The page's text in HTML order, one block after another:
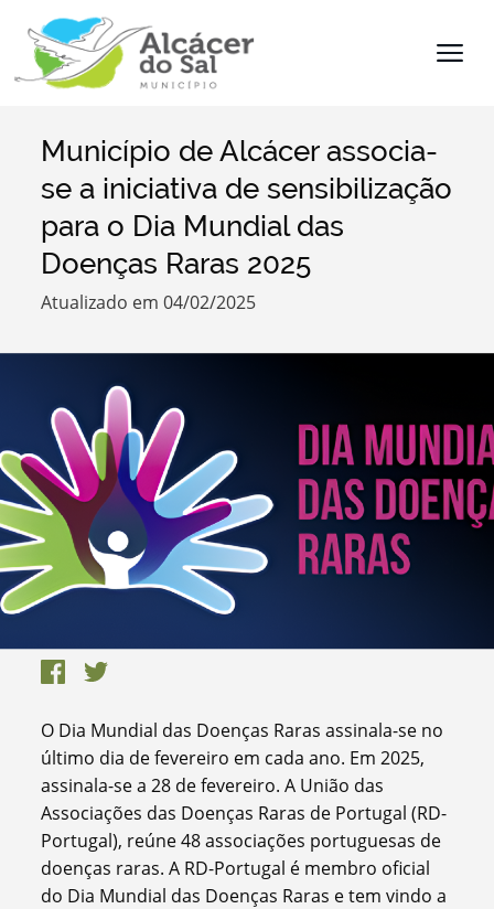
Termo de Pesquisa
Categorias
Filtros
Município de Alcácer associa-
se a iniciativa de sensibilização
para o Dia Mundial das
Doenças Raras 2025
Atualizado em 04/02/2025
O Dia Mundial das Doenças Raras assinala-se no
último dia de fevereiro em cada ano. Em 2025,
assinala-se a 28 de fevereiro. A União das
Associações das Doenças Raras de Portugal (RD-
Portugal), reúne 48 associações portuguesas de
doenças raras. A RD-Portugal é membro oficial
do Dia Mundial das Doenças Raras e tem vindo a